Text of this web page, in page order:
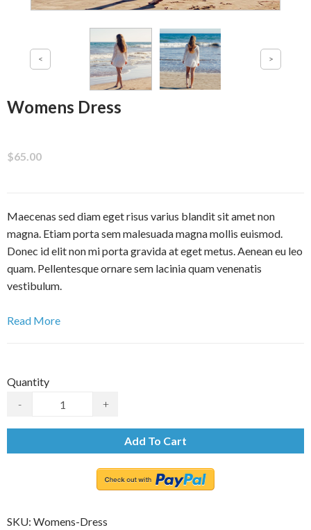
Womens Dress
$65.00
Maecenas sed diam eget risus varius blandit sit amet non
magna. Etiam porta sem malesuada magna mollis euismod.
Donec id elit non mi porta gravida at eget metus. Aenean eu leo
quam. Pellentesque ornare sem lacinia quam venenatis
vestibulum.
Read More
Quantity
-
+
Add To Cart
SKU: Womens-Dress